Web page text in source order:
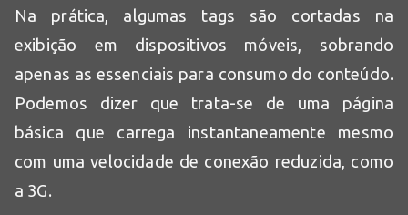
Na prática, algumas tags são cortadas na
exibição em dispositivos móveis, sobrando
apenas as essenciais para consumo do conteúdo.
Podemos dizer que trata-se de uma página
básica que carrega instantaneamente mesmo
com uma velocidade de conexão reduzida, como
a 3G.